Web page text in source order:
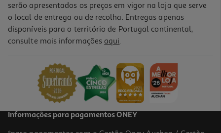
serão apresentados os preços em vigor na loja que serve
o local de entrega ou de recolha. Entregas apenas
disponíveis para o território de Portugal continental,
consulte mais informações aqui.
Informações para pagamentos ONEY